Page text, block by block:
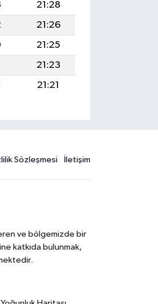
21:28
21:26
21:25
21:23
21:21
Sözleşmesi İletişim
ve bölgemizde bir
katkıda bulunmak,